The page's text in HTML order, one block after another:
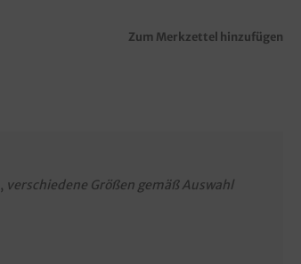
Zum Merkzettel hinzufügen
verschiedene Größen gemäß Auswahl